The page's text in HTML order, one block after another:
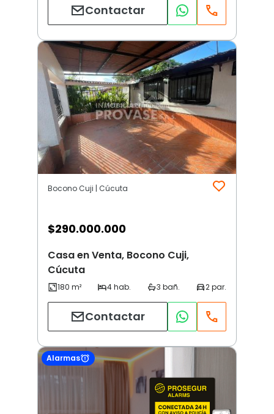
Contactar
Bocono Cuji | Cúcuta
$290.000.000
Casa en Venta, Bocono Cuji,
Cúcuta
Contactar
Alarmas